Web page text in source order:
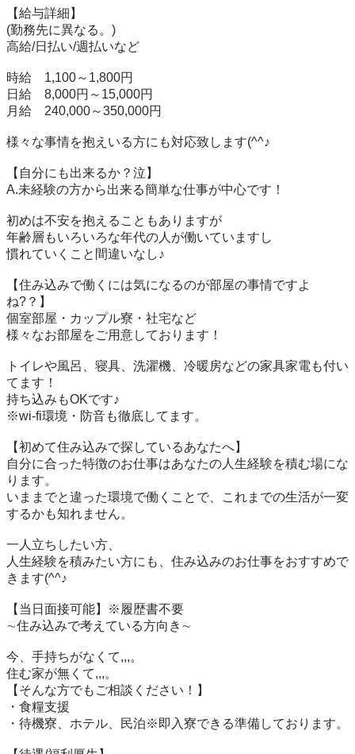
【給与詳細】
(勤務先に異なる。)
高給/日払い/週払いなど
時給　1,100～1,800円
日給　8,000円～15,000円
月給　240,000～350,000円
様々な事情を抱えいる方にも対応致します(^^♪
【自分にも出来るか？泣】
A.未経験の方から出来る簡単な仕事が中心です！
初めは不安を抱えることもありますが
年齢層もいろいろな年代の人が働いていますし
慣れていくこと間違いなし♪
【住み込みで働くには気になるのが部屋の事情ですよ
ね?？】
個室部屋・カップル寮・社宅など
様々なお部屋をご用意しております！
トイレや風呂、寝具、洗濯機、冷暖房などの家具家電も付い
てます！
持ち込みもOKです♪
※wi-fi環境・防音も徹底してます。
【初めて住み込みで探しているあなたへ】
自分に合った特徴のお仕事はあなたの人生経験を積む場にな
ります。
いままでと違った環境で働くことで、これまでの生活が一変
するかも知れません。
一人立ちしたい方、
人生経験を積みたい方にも、住み込みのお仕事をおすすめで
きます(^^♪
【当日面接可能】※履歴書不要
∼住み込みで考えている方向き∼
今、手持ちがなくて,,,。
住む家が無くて,,,。
【そんな方でもご相談ください！】
・食糧支援
・待機寮、ホテル、民泊※即入寮できる準備しております。